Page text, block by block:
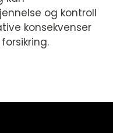
og kontroll
konsekvenser